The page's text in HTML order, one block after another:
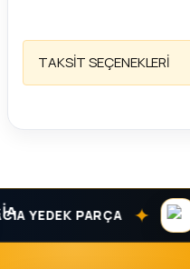
TAKSİT SEÇENEKLERİ
YEDEK PARÇA ✦